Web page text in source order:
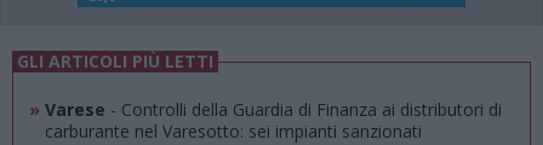
GLI ARTICOLI PIÙ LETTI
» Varese - Controlli della Guardia di Finanza ai distributori di
carburante nel Varesotto: sei impianti sanzionati